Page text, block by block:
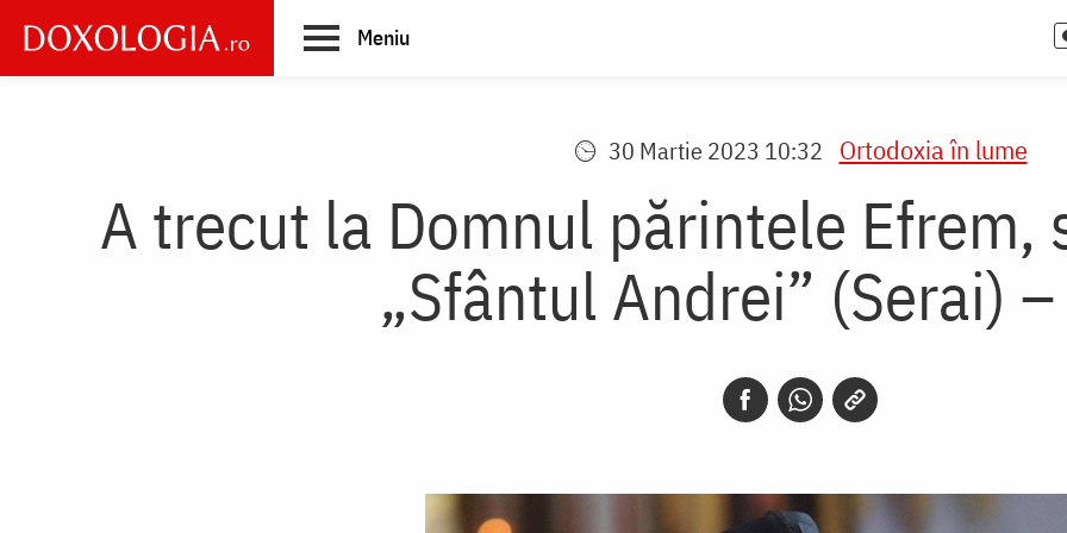
main
Meniu
30 Martie 2023 10:32 Ortodoxia în lume
A trecut la Domnul părintele Efrem,
„Sfântul Andrei” (Serai)